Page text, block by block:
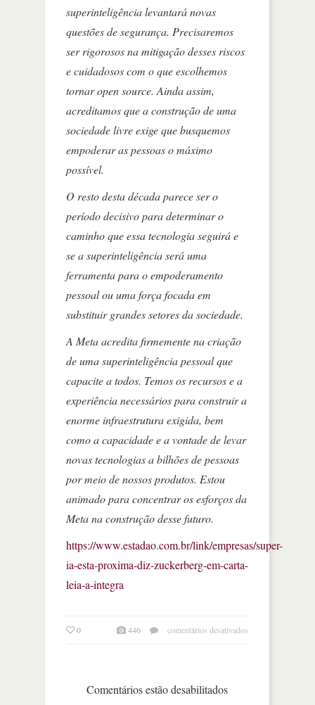
superinteligência levantará novas
questões de segurança. Precisaremos
ser rigorosos na mitigação desses riscos
e cuidadosos com o que escolhemos
tornar open source. Ainda assim,
acreditamos que a construção de uma
sociedade livre exige que busquemos
empoderar as pessoas o máximo
possível.
O resto desta década parece ser o
período decisivo para determinar o
caminho que essa tecnologia seguirá e
se a superinteligência será uma
ferramenta para o empoderamento
pessoal ou uma força focada em
substituir grandes setores da sociedade.
A Meta acredita firmemente na criação
de uma superinteligência pessoal que
capacite a todos. Temos os recursos e a
experiência necessários para construir a
enorme infraestrutura exigida, bem
como a capacidade e a vontade de levar
novas tecnologias a bilhões de pessoas
por meio de nossos produtos. Estou
animado para concentrar os esforços da
Meta na construção desse futuro.
https://www.estadao.com.br/link/empresas/super-
ia-esta-proxima-diz-zuckerberg-em-carta-
leia-a-integra
0 446 comentários desativados
Comentários estão desabilitados